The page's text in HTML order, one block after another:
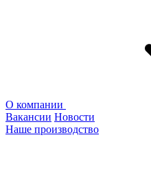
О компании
Вакансии Новости
Наше производство